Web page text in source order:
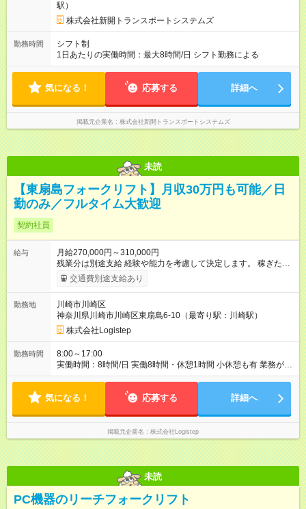
駅）
株式会社新開トランスポートシステムズ
勤務時間
シフト制
1日あたりの実働時間：最大8時間/日 シフト勤務による
気になる！ 応募する 詳細へ
掲載元企業名 株式会社新開トランスポートシステムズ
未読
【東扇島フォークリフト】月収30万円も可能／日
勤のみ／フルタイム大歓迎
契約社員
給与
月給270,000円～310,000円
残業分は別途支給 経験や能力を考慮して決定します。 稼ぎたい
人は週6勤務可能！ ＜月収例＞ ●21日勤務 27万～31万 ●25日勤
務 32万～37万 【試用期間】試用期間あり 試用期間の長さ：3ヶ
交通費別途支給あり
勤務地
川崎市川崎区
神奈川県川崎市川崎区東扇島6-10（最寄り駅：川崎駅）
株式会社Logistep
勤務時間
8:00～17:00
実働時間：8時間/日 実働8時間・休憩1時間 小休憩も有 業務が完
了した時点で退勤できるので、15時・16時など定時前に帰るこ
い。
気になる！ 応募する 詳細へ
掲載元企業名 株式会社Logistep
未読
PC機器のリーチフォークリフト